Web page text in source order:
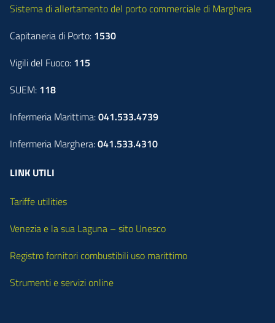
Sistema di allertamento del porto commerciale di Marghera
Capitaneria di Porto: 1530
Vigili del Fuoco: 115
SUEM: 118
Infermeria Marittima:041.533.4739
Infermeria Marghera:041.533.4310
LINK UTILI
Tariffe utilities
Venezia e la sua Laguna – sito Unesco
Registro fornitori combustibili uso marittimo
Strumenti e servizi online